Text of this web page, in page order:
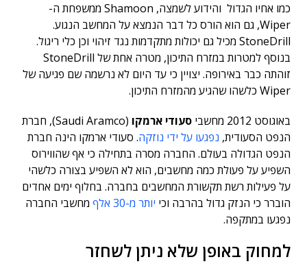
כמו אחיו הגדול והידוע לשמצה, Shamoon ממשפחת ה-
Wiper, גם הוא הורס כל דבר הנמצא על המחשב הנגוע.
StoneDrill מכיל גם יכולות מתקדמות נגד זיהוי וכן כלי ריגול.
בנוסף למטרות במזרח התיכון, מטרה אחת של StoneDrill
זוהתה כבר באירופה. יצויין כי עד היום לא נרשמה שם פגיעה של
Wiper כלשהו שהגיע מהמזרח התיכון.
באוגוסט 2012 מחשבי
סעודי ארמקו
(Saudi Aramco), חברת
הנפט הסעודית, נפגעו על ידי נוזקה. סעודי ארמקו הינה חברת
הנפט הגדולה בעולם. החברה מסרה בתחילה כי אף שהווירוס
השפיע על פעולת כמה מחשבים, הוא לא השפיע בצורה כלשהי
על פעילות רשת תקשורת המחשבים בחברה. בחלוף ימים אחדים
הוברר כי הנזק גדול בהרבה וכי יותר מ-30 אלף
מחשבי החברה
נפגעו במתקפה.
למחוק באופן שלא ניתן לשחזר